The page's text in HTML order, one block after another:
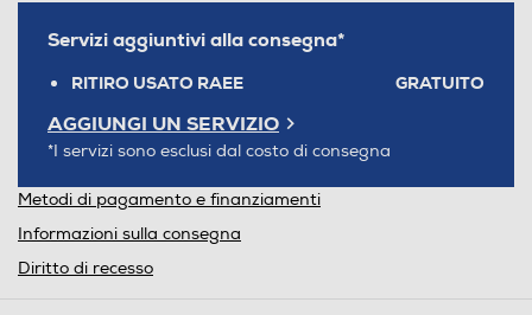
Servizi aggiuntivi alla consegna*
RITIRO USATO RAEE GRATUITO
AGGIUNGI UN SERVIZIO
*I servizi sono esclusi dal costo di consegna
Metodi di pagamento e finanziamenti
Informazioni sulla consegna
Diritto di recesso